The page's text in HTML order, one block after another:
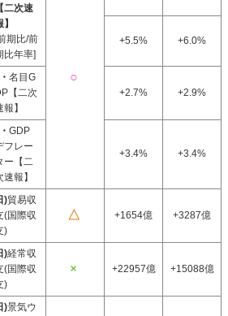
【二次速
期比/前
比年率]
+5.5% +6.0%
名目G
【二次
報】
+2.7% +2.9%
GDP
フレー
ー【二
速報】
+3.4% +3.4%
)貿易収
(国際収
)
+1654億 +3287億
)経常収
(国際収
)
+22957億 +15088億
)景気ウ